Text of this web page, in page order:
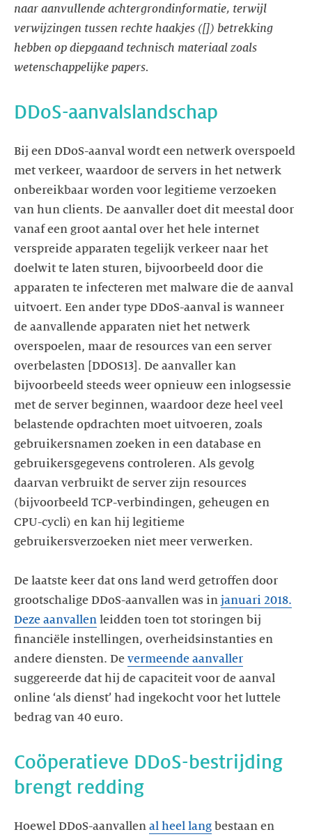
naar aanvullende achtergrondinformatie, terwijl
verwijzingen tussen rechte haakjes ([]) betrekking
hebben op diepgaand technisch materiaal zoals
wetenschappelijke papers.
DDoS-aanvalslandschap
Bij een DDoS-aanval wordt een netwerk overspoeld
met verkeer, waardoor de servers in het netwerk
onbereikbaar worden voor legitieme verzoeken
van hun clients. De aanvaller doet dit meestal door
vanaf een groot aantal over het hele internet
verspreide apparaten tegelijk verkeer naar het
doelwit te laten sturen, bijvoorbeeld door die
apparaten te infecteren met malware die de aanval
uitvoert. Een ander type DDoS-aanval is wanneer
de aanvallende apparaten niet het netwerk
overspoelen, maar de resources van een server
overbelasten [DDOS13]. De aanvaller kan
bijvoorbeeld steeds weer opnieuw een inlogsessie
met de server beginnen, waardoor deze heel veel
belastende opdrachten moet uitvoeren, zoals
gebruikersnamen zoeken in een database en
gebruikersgegevens controleren. Als gevolg
daarvan verbruikt de server zijn resources
(bijvoorbeeld TCP-verbindingen, geheugen en
CPU-cycli) en kan hij legitieme
gebruikersverzoeken niet meer verwerken.
De laatste keer dat ons land werd getroffen door
grootschalige DDoS-aanvallen was in januari 2018.
Deze aanvallen leidden toen tot storingen bij
financiële instellingen, overheidsinstanties en
andere diensten. De vermeende aanvaller
suggereerde dat hij de capaciteit voor de aanval
online ‘als dienst’ had ingekocht voor het luttele
bedrag van 40 euro.
Coöperatieve DDoS-bestrijding
brengt redding
Hoewel DDoS-aanvallen al heel lang bestaan en